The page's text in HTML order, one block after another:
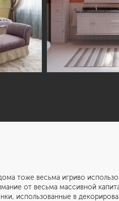
весьма игриво
от весьма массивной
использованные в